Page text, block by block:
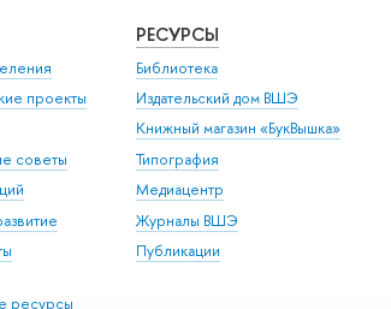
проекты
советы
ресурсы
РЕСУРСЫ
Библиотека
Издательский дом ВШЭ
Книжный магазин «БукВышка»
Типография
Медиацентр
Журналы ВШЭ
Публикации